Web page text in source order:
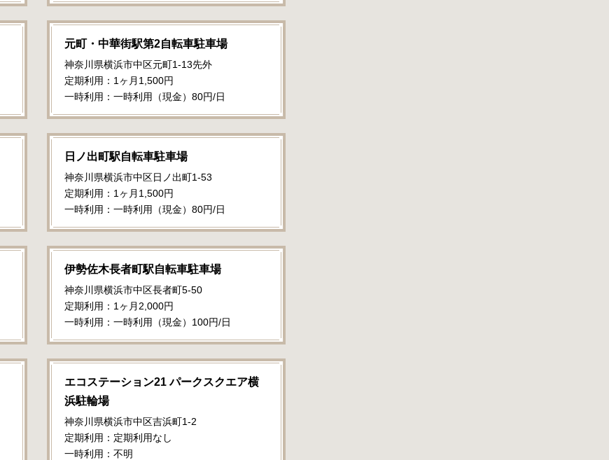
元町・中華街駅第2自転車駐車場
神奈川県横浜市中区元町1-13先外
定期利用：1ヶ月1,500円
一時利用：一時利用（現金）80円/日
日ノ出町駅自転車駐車場
神奈川県横浜市中区日ノ出町1-53
定期利用：1ヶ月1,500円
一時利用：一時利用（現金）80円/日
伊勢佐木長者町駅自転車駐車場
神奈川県横浜市中区長者町5-50
定期利用：1ヶ月2,000円
一時利用：一時利用（現金）100円/日
エコステーション21 パークスクエア横
浜駐輪場
神奈川県横浜市中区吉浜町1-2
定期利用：定期利用なし
一時利用：不明